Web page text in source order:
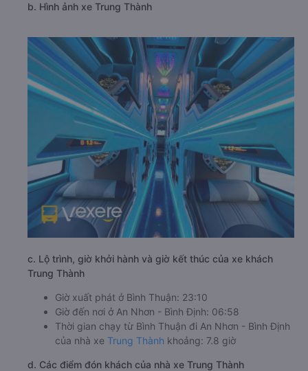
b. Hình ảnh xe Trung Thành
c. Lộ trình, giờ khởi hành và giờ kết thúc của xe khách
Trung Thành
Giờ xuất phát ở Bình Thuận: 23:10
Giờ đến nơi ở An Nhơn - Bình Định: 06:58
Thời gian chạy từ Bình Thuận đi An Nhơn - Bình Định
của nhà xe Trung Thành khoảng: 7.8 giờ
d. Các điểm đón khách của nhà xe Trung Thành